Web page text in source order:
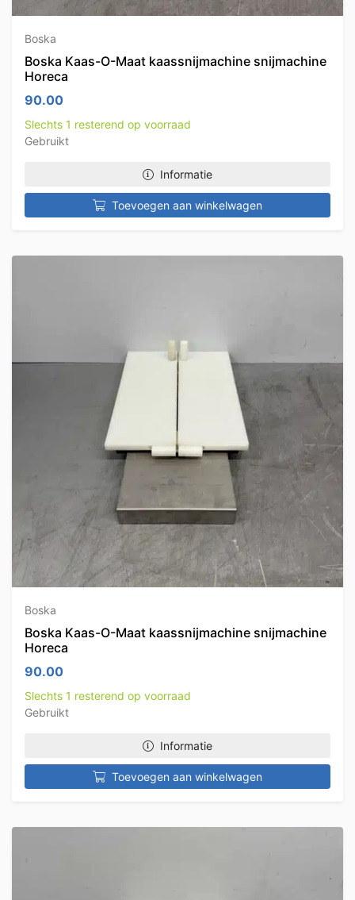
Boska
Boska Kaas-O-Maat kaassnijmachine snijmachine
Horeca
90.00
Slechts 1 resterend op voorraad
Gebruikt
Informatie
Toevoegen aan winkelwagen
Boska
Boska Kaas-O-Maat kaassnijmachine snijmachine
Horeca
90.00
Slechts 1 resterend op voorraad
Gebruikt
Informatie
Toevoegen aan winkelwagen